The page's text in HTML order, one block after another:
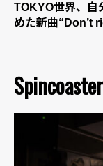
TOKYO世界、自
めた新曲“Don’t